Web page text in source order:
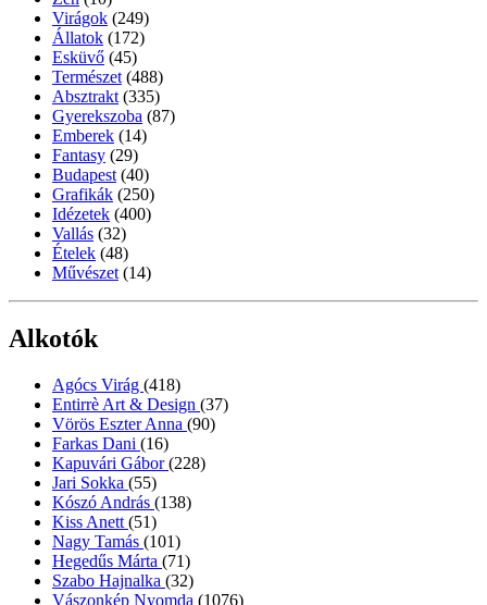
Virágok (249)
Állatok (172)
Esküvő (45)
Természet (488)
Absztrakt (335)
Gyerekszoba (87)
Emberek (14)
Fantasy (29)
Budapest (40)
Grafikák (250)
Idézetek (400)
Vallás (32)
Ételek (48)
Művészet (14)
Alkotók
Agócs Virág (418)
Entirrè Art & Design (37)
Vörös Eszter Anna (90)
Farkas Dani (16)
Kapuvári Gábor(228)
Jari Sokka (55)
Kószó András (138)
Kiss Anett (51)
Nagy Tamás (101)
Hegedűs Márta (71)
Szabo Hajnalka (32)
Vászonkép Nyomda (1076)